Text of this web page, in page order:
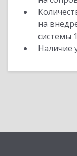
на
системы
Наличие